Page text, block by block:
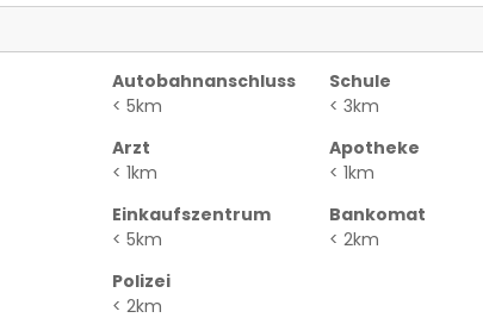
Autobahnanschluss
< 5km
Schule
< 3km
Arzt
< 1km
Apotheke
< 1km
Einkaufszentrum
< 5km
Bankomat
< 2km
Polizei
< 2km